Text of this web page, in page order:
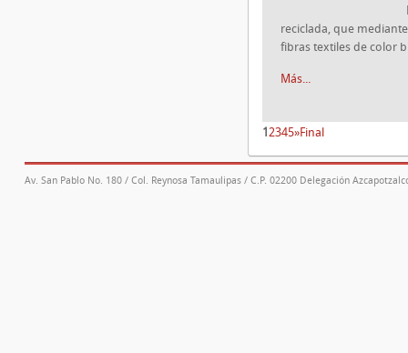
reciclada, que
fibras textiles de color
Más...
1 2345»Final
Av. San Pablo No. 180 / Col. Reynosa Tamaulipas / C.P. 02200 Delegación